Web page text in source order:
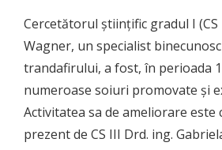
Cercetătorul științific gradul I (CS
Wagner, un specialist
trandafirului, a fost, în perioada
numeroase soiuri promovate şi
Activitatea sa de ameliorare este
prezent de CS III Drd. ing.